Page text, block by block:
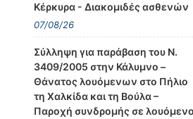
Κέρκυρα - Διακομιδές ασθενών
07/08/26
Σύλληψη για παράβαση του Ν.
3409/2005 στην Κάλυμνο –
Θάνατος λουόμενων στο Πήλιο
τη Χαλκίδα και τη Βούλα –
Παροχή συνδρομής σε λουόμενο